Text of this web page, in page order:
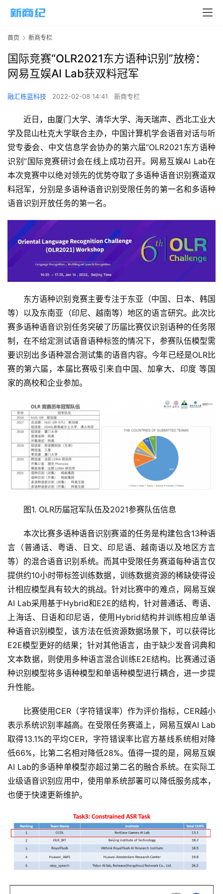
首
新
商
业
G
工
智
A
首页 新商专栏
国际竞赛“OLR2021东方语种识别”放榜：
网易互娱AI Lab获双料冠军
融汇栋蓝科技 2022-02-08 14:41 新商专栏
近日，由厦门大学、清华大学、海天瑞声、西北工业大
学及昆山杜克大学联合主办，中国计算机学会语音对话与听
觉专委会、中文信息学会协办的第六届“OLR2021东方语种
识别”国际竞赛研讨会在线上成功召开。网易互娱AI Lab在
本次竞赛中以绝对领先的优势夺取了多语种语音识别赛道双
料冠军，分别是多语种语音识别受限任务的第一名和多语种
语音识别开放任务的第一名。
东方语种识别竞赛主要专注于东亚（中国、日本、韩国
等）以及东南亚（印尼、越南等）地区的语言研究。此次比
赛多语种语音识别任务突破了历届比赛仅识别语种的任务限
制，在不给定测试语音语种标签的情况下，参赛队伍模型需
要识别出多语种混合测试集的语音内容。今年已经是OLR比
赛的第六届，本届比赛吸引来自中国、加拿大、印度 等国
家的高校和企业参加。
图1. OLR历届冠军队伍及2021参赛队伍信息
本次比赛多语种语音识别赛道的任务是构建包含13种语
言（普通话、粤语、日文、印尼语、越南语以及地区方言
等）的混合语音识别系统。而其中受限任务赛道每种语言仅
提供约10小时带标签训练数据，训练数据资源的稀缺使得设
计相应模型具有较大的挑战。针对比赛中的难点，网易互娱
AI Lab采用基于Hybrid和E2E的结构，针对普通话、粤语、
上海话、日语和印尼语，使用Hybrid结构并训练相应单语
种语音识别模型，该方法在低资源数据场景下，可以获得比
E2E模型更好的结果；针对其他语言，由于缺少发音词典和
文本数据，则使用多种语言混合训练E2E结构。比赛通过语
种识别模型将多语种模型和单语种模型进行耦合，进一步提
升性能。
比赛使用CER（字符错误率）作为评价指标，CER越小
表示系统识别率越高。在受限任务赛道上，网易互娱AI Lab
取得13.1%的平均CER，字符错误率比官方基线系统相对降
低66%，比第二名相对降低28%。值得一提的是，网易互娱
AI Lab的多语种单模型亦超过第二名的融合系统。在实际工
业级语音识别应用中，使用单系统部署可以降低服务成本，
也便于快速更新维护。